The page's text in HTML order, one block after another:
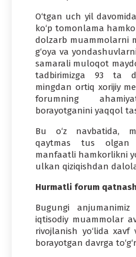
O‘tgan uch yil
ko‘p tomonlama
dolzarb muammolarni
g‘oya va
samarali muloqot
tadbirimizga 93 ta
mingdan ortiq xorijiy
forumning
borayotganini yaqqol
Bu o‘z navbatida,
qaytmas tus olgan
manfaatli hamkorlikni
ulkan qiziqishdan
Hurmatli forum
Bugungi
iqtisodiy muammolar
rivojlanish yo‘lida
borayotgan davrga